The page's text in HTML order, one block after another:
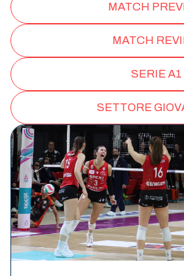
MATCH
MATCH
SERIE A1
SETTORE